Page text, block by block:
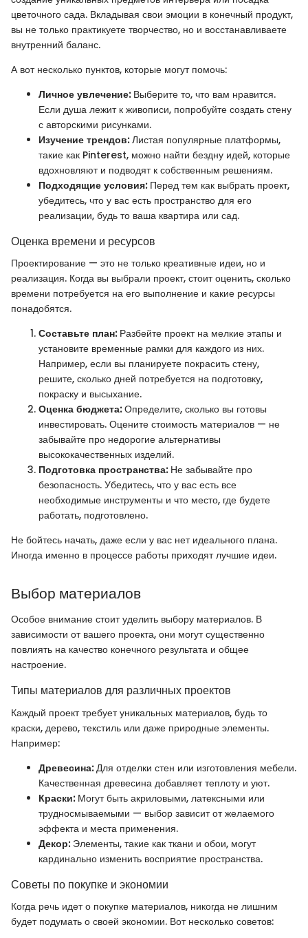
цветочного сада. Вкладывая свои эмоции в конечный продукт,
вы не только практикуете творчество, но и восстанавливаете
внутренний баланс.
А вот несколько пунктов, которые могут помочь:
Личное увлечение:Выберите то, что вам нравится.
Если душа лежит к живописи, попробуйте создать стену
с авторскими рисунками.
Изучение трендов:Листая популярные платформы,
такие как Pinterest, можно найти бездну идей, которые
вдохновляют и подводят к собственным решениям.
Подходящие условия:Перед тем как выбрать проект,
убедитесь, что у вас есть пространство для его
реализации, будь то ваша квартира или сад.
Оценка времени и ресурсов
Проектирование — это не только креативные идеи, но и
реализация. Когда вы выбрали проект, стоит оценить, сколько
времени потребуется на его выполнение и какие ресурсы
понадобятся.
Составьте план:Разбейте проект на мелкие этапы и
установите временные рамки для каждого из них.
Например, если вы планируете покрасить стену,
решите, сколько дней потребуется на подготовку,
покраску и высыхание.
Оценка бюджета:Определите, сколько вы готовы
инвестировать. Оцените стоимость материалов — не
забывайте про недорогие альтернативы
высококачественных изделий.
Подготовка пространства:Не забывайте про
безопасность. Убедитесь, что у вас есть все
необходимые инструменты и что место, где будете
работать, подготовлено.
Не бойтесь начать, даже если у вас нет идеального плана.
Иногда именно в процессе работы приходят лучшие идеи.
Выбор материалов
Особое внимание стоит уделить выбору материалов. В
зависимости от вашего проекта, они могут существенно
повлиять на качество конечного результата и общее
настроение.
Типы материалов для различных проектов
Каждый проект требует уникальных материалов, будь то
краски, дерево, текстиль или даже природные элементы.
Например:
Древесина:Для отделки стен или изготовления мебели.
Качественная древесина добавляет теплоту и уют.
Краски:Могут быть акриловыми, латексными или
трудносмываемыми — выбор зависит от желаемого
эффекта и места применения.
Декор:Элементы, такие как ткани и обои, могут
кардинально изменить восприятие пространства.
Советы по покупке и экономии
Когда речь идет о покупке материалов, никогда не лишним
будет подумать о своей экономии. Вот несколько советов: